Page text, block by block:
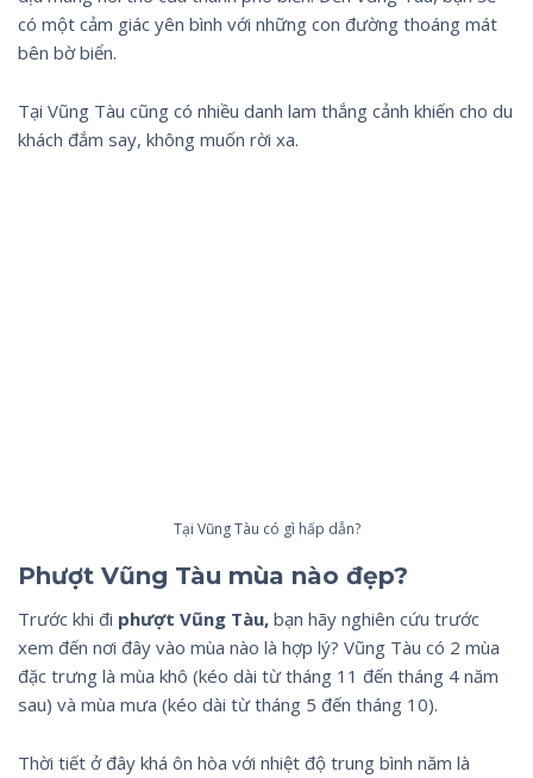
có một cảm giác yên bình với những con đường thoáng mát
bên bờ biển.
Tại Vũng Tàu cũng có nhiều danh lam thắng cảnh khiến cho du
khách đắm say, không muốn rời xa.
Tại Vũng Tàu có gì hấp dẫn?
Phượt Vũng Tàu mùa nào đẹp?
Trước khi đi phượt Vũng Tàu, bạn hãy nghiên cứu trước
xem đến nơi đây vào mùa nào là hợp lý? Vũng Tàu có 2 mùa
đặc trưng là mùa khô (kéo dài từ tháng 11 đến tháng 4 năm
sau) và mùa mưa (kéo dài từ tháng 5 đến tháng 10).
Thời tiết ở đây khá ôn hòa với nhiệt độ trung bình năm là